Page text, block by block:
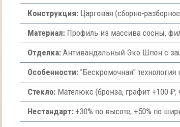
Конструкция:Царговая (сборно-
Материал:Профиль из массива сосны,
Отделка:Антивандальный Эко Шпон с
Особенности:"Бескромочная" технология
Стекло:Мателюкс (бронза, графит +100 ₽;
Нестандарт:+30% по высоте, +50% по